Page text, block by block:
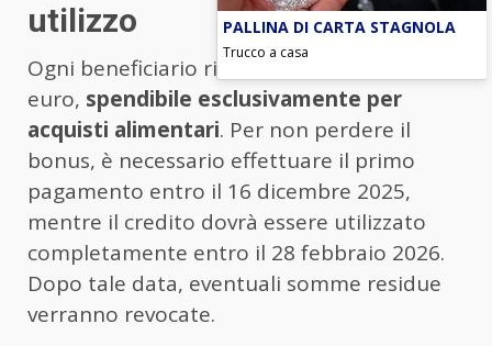
utilizzo
Ogni beneficiario riceverà un credito di 500
euro, spendibile esclusivamente per
acquisti alimentari. Per non perdere il
bonus, è necessario effettuare il primo
pagamento entro il 16 dicembre 2025,
mentre il credito dovrà essere utilizzato
completamente entro il 28 febbraio 2026.
Dopo tale data, eventuali somme residue
verranno revocate.
PALLINA DI CARTA STAGNOLA
Trucco a casa